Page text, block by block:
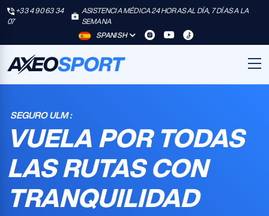
+33 4 90 63 34
07
ASISTENCIA MÉDICA 24 HORAS AL DÍA, 7 DÍAS A LA
SEMANA
SPANISH
SEGURO ULM :
VUELA POR TODAS
LAS RUTAS CON
TRANQUILIDAD